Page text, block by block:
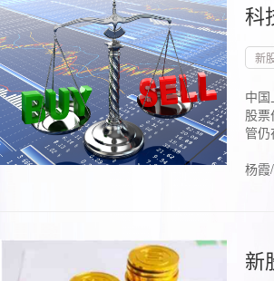
科
新
中
股
管仍
杨霞
新